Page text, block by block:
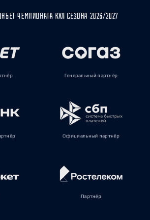
ЧЕМПИОНАТА КХЛ СЕЗОНА 2026/2027
Генеральный партнёр
Официальный партнёр
Партнёр